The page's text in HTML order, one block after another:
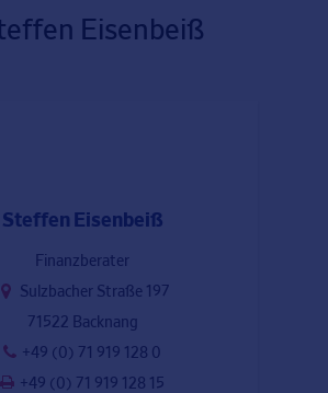
Steffen Eisenbeiß
Finanzberater
Sulzbacher Straße 197
71522 Backnang
+49 (0) 71 919 128 0
+49 (0) 71 919 128 15